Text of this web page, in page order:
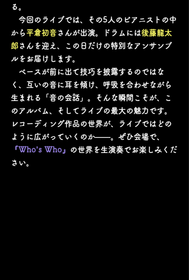
る。
今回のライブでは、その5人のピアニストの中
から 平倉初音 さんが出演。ドラムには後藤龍太
郎 さんを迎え、この日だけの特別なアンサンブ
ルをお届けします。
ベースが前に出て技巧を披露するのではな
く、互いの音に耳を傾け、呼吸を合わせながら
生まれる「音の会話」。そんな瞬間こそが、こ
のアルバム、そしてライブの最大の魅力です。
レコーディング作品の世界が、ライブではどの
ように広がっていくのか――。ぜひ会場で、
『Who’s Who』
の世界を生演奏でお楽しみくだ
さい。